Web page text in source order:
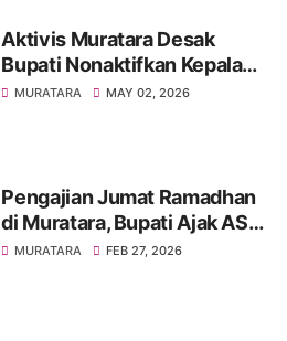
Aktivis Muratara Desak
Bupati Nonaktifkan Kepala
BKPSDM Usai OTT, Ada
MURATARA MAY 02, 2026
Pengajian Jumat Ramadhan
di Muratara, Bupati Ajak ASN
Perbanyak Sedekah
MURATARA FEB 27, 2026